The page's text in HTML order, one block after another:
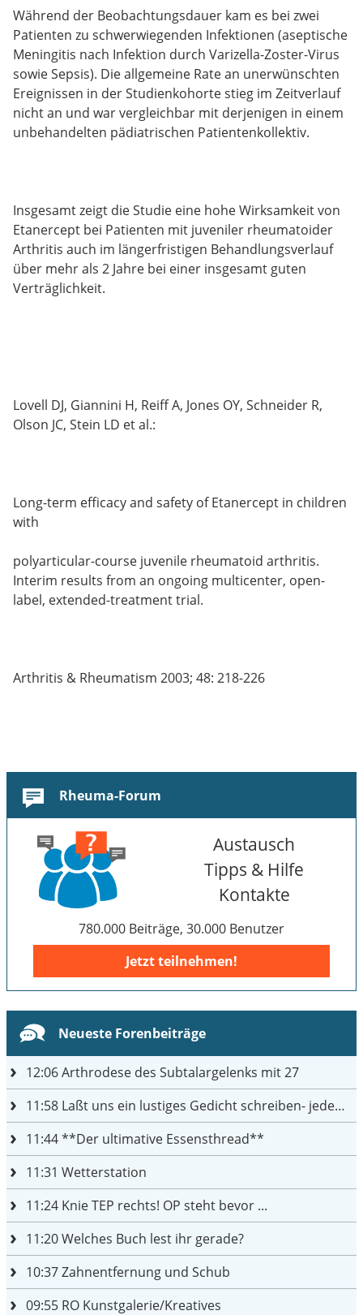
Während der Beobachtungsdauer kam es bei zwei
Patienten zu schwerwiegenden Infektionen (aseptische
Meningitis nach Infektion durch Varizella-Zoster-Virus
sowie Sepsis). Die allgemeine Rate an unerwünschten
Ereignissen in der Studienkohorte stieg im Zeitverlauf
nicht an und war vergleichbar mit derjenigen in einem
unbehandelten pädiatrischen Patientenkollektiv.
Insgesamt zeigt die Studie eine hohe Wirksamkeit von
Etanercept bei Patienten mit juveniler rheumatoider
Arthritis auch im längerfristigen Behandlungsverlauf
über mehr als 2 Jahre bei einer insgesamt guten
Verträglichkeit.
Lovell DJ, Giannini H, Reiff A, Jones OY, Schneider R,
Olson JC, Stein LD et al.:
Long-term efficacy and safety of Etanercept in children
with
polyarticular-course juvenile rheumatoid arthritis.
Interim results from an ongoing multicenter, open-
label, extended-treatment trial.
Arthritis & Rheumatism 2003; 48: 218-226
Rheuma-Forum
Austausch
Tipps & Hilfe
Kontakte
780.000 Beiträge, 30.000 Benutzer
Jetzt teilnehmen!
Neueste Forenbeiträge
12:06Arthrodese des Subtalargelenks mit 27
11:58 Laßt uns ein lustiges Gedicht schreiben- jeder einen Satz
11:44**Der ultimative Essensthread**
11:31 Wetterstation
11:24 Knie TEP rechts! OP steht bevor ...
11:20Welches Buch lest ihr gerade?
10:37Zahnentfernung und Schub
09:55 RO Kunstgalerie/Kreatives